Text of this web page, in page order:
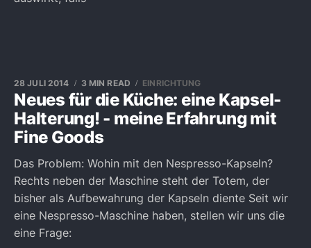
Neues für die Küche: eine Kapsel-
Halterung! - meine Erfahrung mit
Fine Goods
28 JULI 2014 3 MIN READ EINRICHTUNG
Das Problem: Wohin mit den Nespresso-Kapseln?
Rechts neben der Maschine steht der Totem, der
bisher als Aufbewahrung der Kapseln diente Seit wir
eine Nespresso-Maschine haben, stellen wir uns die
eine Frage: